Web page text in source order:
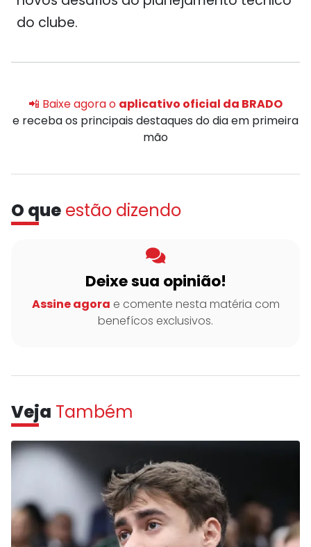
do clube.
📲 Baixe agora o aplicativo oficial da BRADO
e receba os principais destaques do dia em primeira
mão
O que estão dizendo
Deixe sua opinião!
Assine agora e comente nesta matéria com
benefícos exclusivos.
Veja Também